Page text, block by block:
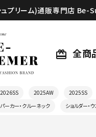
プリーム)通販専門店 Be-
card_giftcard 全商
2026SS 2025AW 2025SS
パーカー・クルーネック
ショルダー・